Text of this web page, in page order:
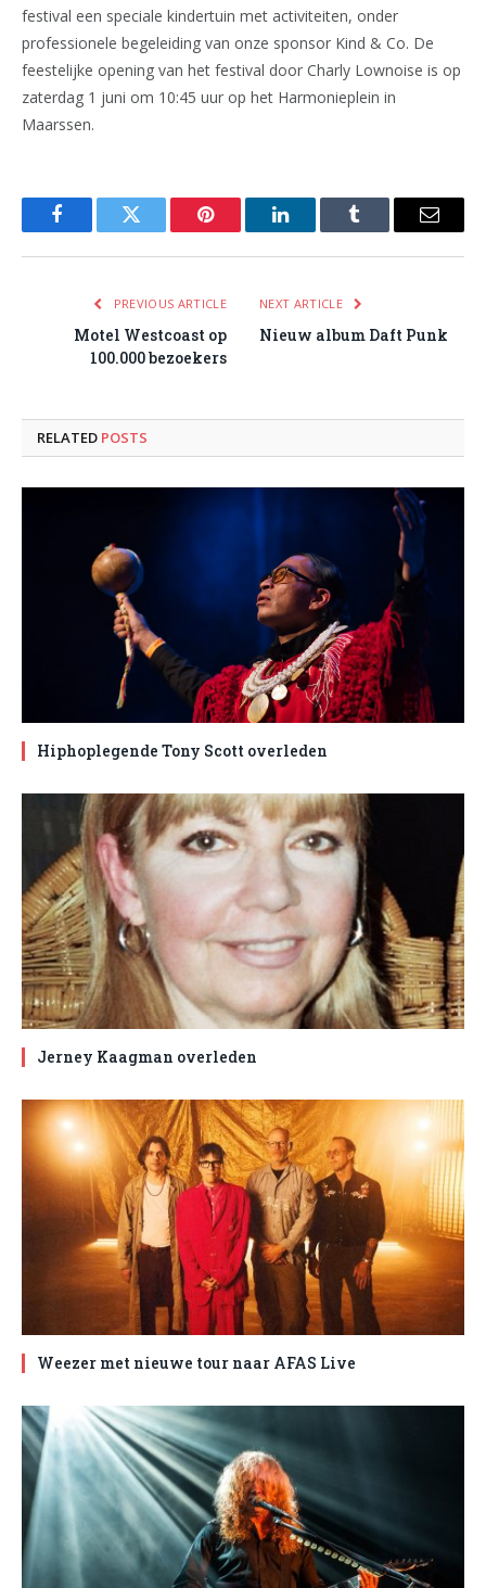
festival een speciale kindertuin met activiteiten, onder
professionele begeleiding van onze sponsor Kind & Co. De
feestelijke opening van het festival door Charly Lownoise is op
zaterdag 1 juni om 10:45 uur op het Harmonieplein in
Maarssen.
FacebookTwitter Pinterest LinkedInTumblr Email
PREVIOUS ARTICLE
Motel Westcoast op
100.000 bezoekers
NEXT ARTICLE
Nieuw album Daft Punk
RELATED POSTS
Hiphoplegende Tony Scott overleden
Jerney Kaagman overleden
Weezer met nieuwe tour naar AFAS Live